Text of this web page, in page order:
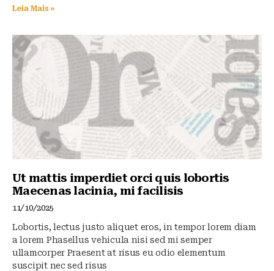
Leia Mais »
Ut mattis imperdiet orci quis lobortis
Maecenas lacinia, mi facilisis
11/10/2025
Lobortis, lectus justo aliquet eros, in tempor lorem diam
a lorem Phasellus vehicula nisi sed mi semper
ullamcorper Praesent at risus eu odio elementum
suscipit nec sed risus